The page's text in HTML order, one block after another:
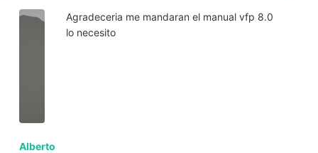
Alberto
Agradeceria me mandaran el manual vfp 8.0
lo necesito